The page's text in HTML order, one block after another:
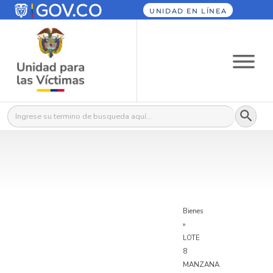
UNIDAD EN LÍNEA
Buscar: Botón
Bienes
»
LOTE
8
MANZANA